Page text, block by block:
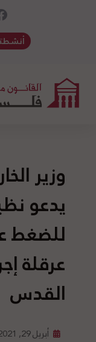
وزير
يدعو
للضغط
عرقلة
القدس
أبريل 29, 2021